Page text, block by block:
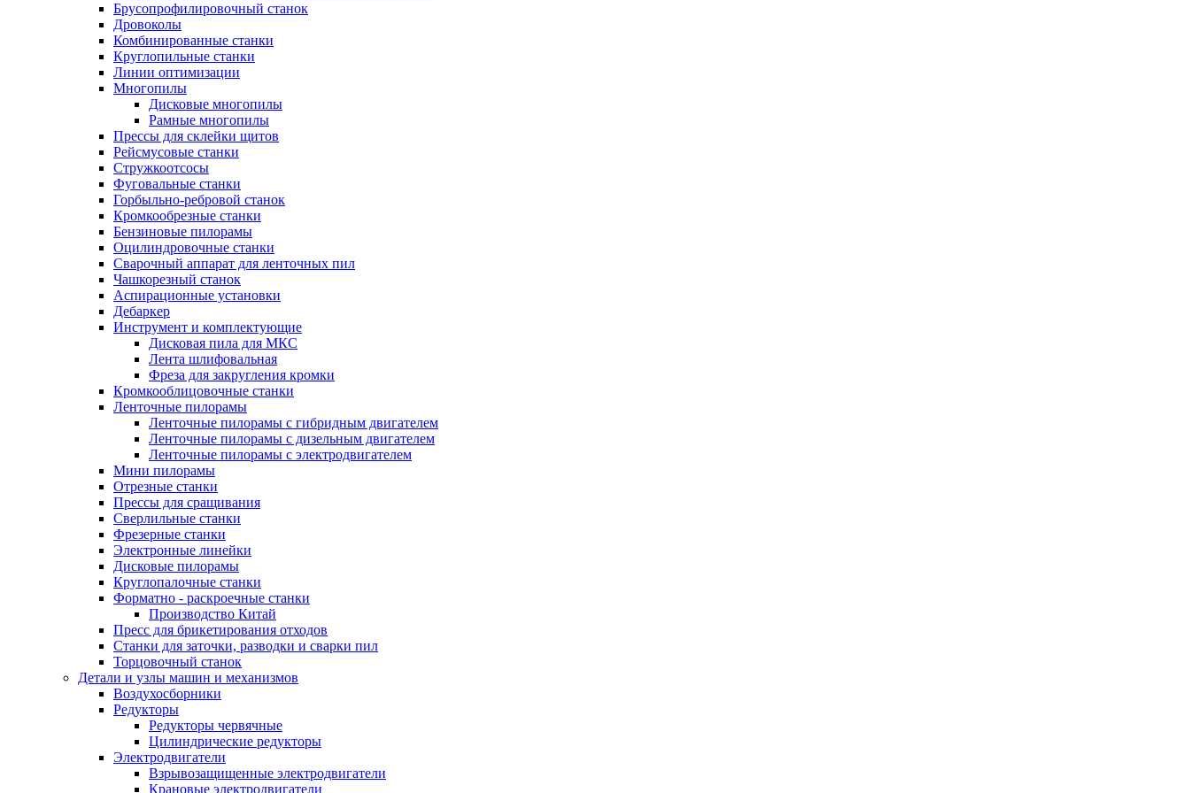
Брусопрофилировочный станок
Дровоколы
Комбинированные станки
Круглопильные станки
Линии оптимизации
Многопилы
Дисковые многопилы
Рамные многопилы
Прессы для склейки щитов
Рейсмусовые станки
Стружкоотсосы
Фуговальные станки
Горбыльно-ребровой станок
Кромкообрезные станки
Бензиновые пилорамы
Оцилиндровочные станки
Сварочный аппарат для ленточных пил
Чашкорезный станок
Аспирационные установки
Дебаркер
Инструмент и комплектующие
Дисковая пила для МКС
Лента шлифовальная
Фреза для закругления кромки
Кромкооблицовочные станки
Ленточные пилорамы
Ленточные пилорамы с гибридным двигателем
Ленточные пилорамы с дизельным двигателем
Ленточные пилорамы с электродвигателем
Мини пилорамы
Отрезные станки
Прессы для сращивания
Сверлильные станки
Фрезерные станки
Электронные линейки
Дисковые пилорамы
Круглопалочные станки
Форматно - раскроечные станки
Производство Китай
Пресс для брикетирования отходов
Станки для заточки, разводки и сварки пил
Торцовочный станок
Детали и узлы машин и механизмов
Воздухосборники
Редукторы
Редукторы червячные
Цилиндрические редукторы
Электродвигатели
Взрывозащищенные электродвигатели
Крановые электродвигатели